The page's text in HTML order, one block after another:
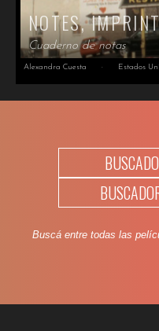
NOTES,
Cuaderno de notas
Alexandra Cuesta ·
Buscá entre todas las